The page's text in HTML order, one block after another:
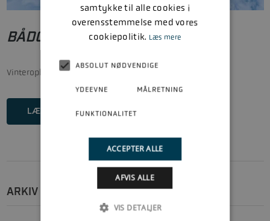
BÅDOPBEVARING
Vinteropbevaring af din båd - 500m fra Nyborg Marina.
LÆS MERE
ARKIV
samtykke til alle cookies i
overensstemmelse med vores
cookiepolitik. Læs mere
ABSOLUT NØDVENDIGE
YDEEVNE MÅLRETNING
FUNKTIONALITET
ACCEPTER ALLE
AFVIS ALLE
VIS DETALJER